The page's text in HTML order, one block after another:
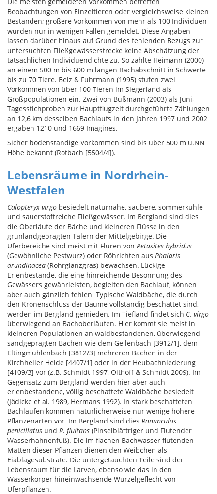
Beobachtungen von Einzeltieren oder vergleichsweise kleinen
Beständen; größere Vorkommen von mehr als 100 Individuen
wurden nur in wenigen Fällen gemeldet. Diese Angaben
lassen darüber hinaus auf Grund des fehlenden Bezugs zur
untersuchten Fließgewässerstrecke keine Abschätzung der
tatsächlichen Individuendichte zu. So zählte Heimann (2000)
an einem 500 m bis 600 m langen Bachabschnitt in Schwerte
bis zu 70 Tiere. Belz & Fuhrmann (1995) stufen zwei
Vorkommen von über 100 Tieren im Siegerland als
Großpopulationen ein. Zwei von Bußmann (2003) als Juni-
Tagesstichproben zur Hauptflugzeit durchgeführte Zählungen
an 12,6 km desselben Bachlaufs in den Jahren 1997 und 2002
ergaben 1210 und 1669 Imagines.
Sicher bodenständige Vorkommen sind bis über 500 m ü.NN
Höhe bekannt (Rotbach [5504/4]).
Lebensräume in Nordrhein-
Westfalen
Calopteryx virgo besiedelt naturnahe, saubere, sommerkühle
und sauerstoffreiche Fließgewässer. Im Bergland sind dies
die Oberläufe der Bäche und kleineren Flüsse in den
grünlandgeprägten Tälern der Mittelgebirge. Die
Uferbereiche sind meist mit Fluren von Petasites hybridus
(Gewöhnliche Pestwurz) oder Röhrichten aus Phalaris
arundinacea (Rohrglanzgras) bewachsen. Lückige
Erlenbestände, die eine hinreichende Besonnung des
Gewässers gewährleisten, begleiten den Bachlauf, können
aber auch gänzlich fehlen. Typische Waldbäche, die durch
den Kronenschluss der Bäume vollständig beschattet sind,
werden im Bergland gemieden. Im Tiefland findet sich C. virgo
überwiegend an Bachoberläufen. Hier kommt sie meist in
kleineren Populationen an waldbestandenen, überwiegend
sandgeprägten Bächen wie dem Gellenbach [3912/1], dem
Eltingmühlenbach [3812/3] mehreren Bächen in der
Kirchheller Heide [4407/1] oder in der Heubachniederung
[4109/3] vor (z.B. Schmidt 1997, Olthoff & Schmidt 2009). Im
Gegensatz zum Bergland werden hier aber auch
erlenbestandene, völlig beschattete Waldbäche besiedelt
(Jödicke et al. 1989, Hermans 1992). In stark beschatteten
Bachläufen kommen natürlicherweise nur wenige höhere
Pflanzenarten vor. Im Bergland sind dies Ranunculus
penicillatus und R. fluitans (Pinselblättriger und Flutender
Wasserhahnenfuß). Die im flachen Bachwasser flutenden
Matten dieser Pflanzen dienen den Weibchen als
Eiablagesubstrate. Die untergetauchten Teile sind der
Lebensraum für die Larven, ebenso wie das in den
Wasserkörper hineinwachsende Wurzelgeflecht von
Uferpflanzen.